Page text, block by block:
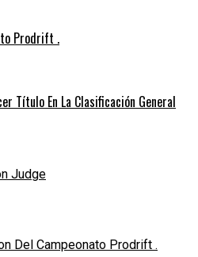
Prodrift .
Título En La Clasificación General
Judge
Del Campeonato Prodrift .